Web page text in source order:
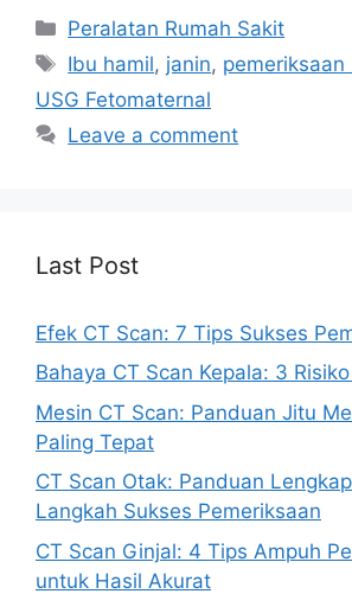
Categories
Peralatan Rumah Sakit
Tags
Ibu hamil, janin, pemeriksaan
USG Fetomaternal
Leave a comment
Last Post
Efek CT Scan: 7 Tips Sukses
Bahaya CT Scan Kepala: 3
Mesin CT Scan: Panduan Jitu
Paling Tepat
CT Scan Otak: Panduan
Langkah Sukses Pemeriksaan
CT Scan Ginjal: 4 Tips Ampuh
untuk Hasil Akurat